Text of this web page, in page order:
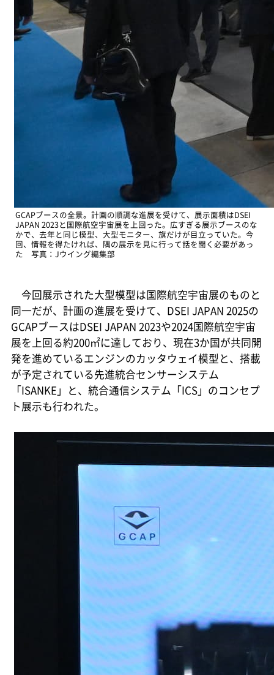
GCAPブースの全景。計画の順調な進展を受けて、展示面積はDSEI
JAPAN 2023と国際航空宇宙展を上回った。広すぎる展示ブースのな
かで、去年と同じ模型、大型モニター、旗だけが目立っていた。今
回、情報を得たければ、隅の展示を見に行って話を聞く必要があっ
た 写真：Jウイング編集部
今回展示された大型模型は国際航空宇宙展のものと
同一だが、計画の進展を受けて、DSEI JAPAN 2025の
GCAPブースはDSEI JAPAN 2023や2024国際航空宇宙
展を上回る約200㎡に達しており、現在3か国が共同開
発を進めているエンジンのカッタウェイ模型と、搭載
が予定されている先進統合センサーシステム
「ISANKE」と、統合通信システム「ICS」のコンセプ
ト展示も行われた。